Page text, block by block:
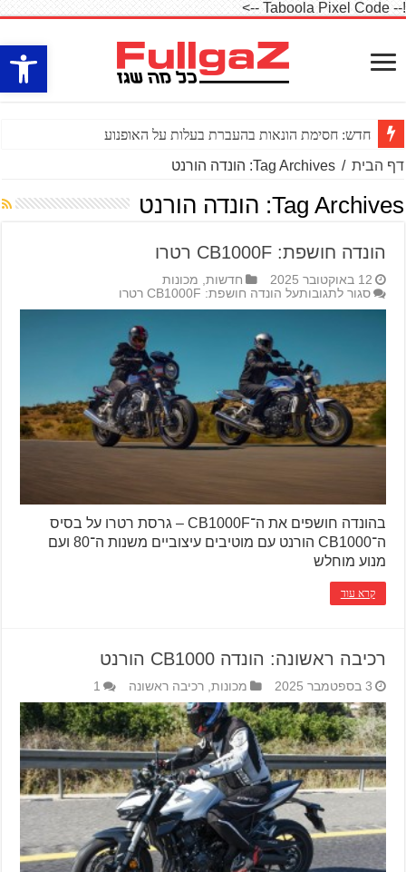
פתח
!-- Taboola Pixel Code -->
חדש: חסימת הונאות בהעברת בעלות על האופנוע
דף הבית / Tag Archives: הונדה הורנט
Tag Archives: הונדה הורנט
הונדה חושפת: CB1000F רטרו
12 באוקטובר 2025 חדשות מכונות
סגור לתגובותעל הונדה חושפת: CB1000F רטרו
בהונדה חושפים את ה־CB1000F – גרסת רטרו על בסיס
ה־CB1000 הורנט עם מוטיבים עיצוביים משנות ה־80 ועם
מנוע מוחלש
קרא עוד
רכיבה ראשונה: הונדה CB1000 הורנט
3 בספטמבר 2025 מכונות ,רכיבה ראשונה 1